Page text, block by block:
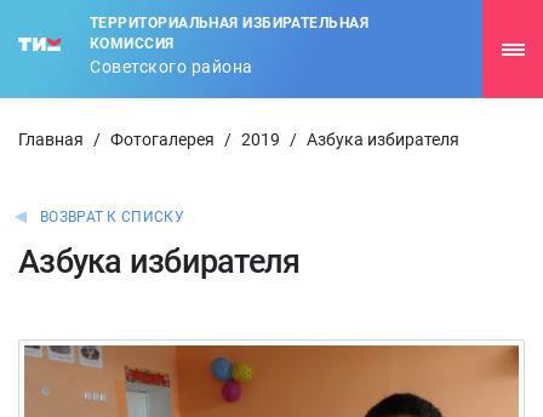
ТЕРРИТОРИАЛЬНАЯ ИЗБИРАТЕЛЬНАЯ
КОМИССИЯ
Советского района
Главная / Фотогалерея / 2019 / Азбука избирателя
ВОЗВРАТ К СПИСКУ
Азбука избирателя